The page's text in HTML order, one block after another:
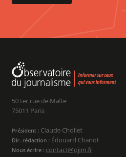
50 ter rue de Malte
75011 Paris
Président : Claude Chollet
Dir. rédaction : Édouard Chanot
Nous écrire : contact@ojim.fr